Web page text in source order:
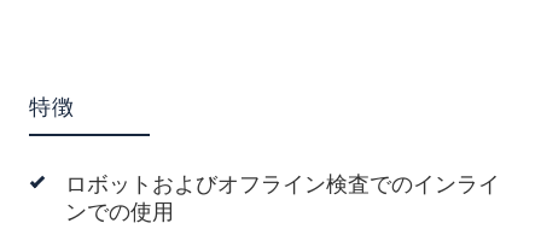
特徴
ロボットおよびオフライン検査でのインライ
ンでの使用